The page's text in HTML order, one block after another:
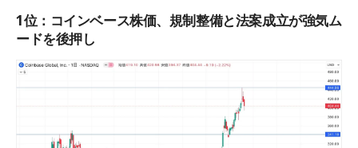
1位：コインベース株価、規制整備と法案成立が強気ム
ードを後押し